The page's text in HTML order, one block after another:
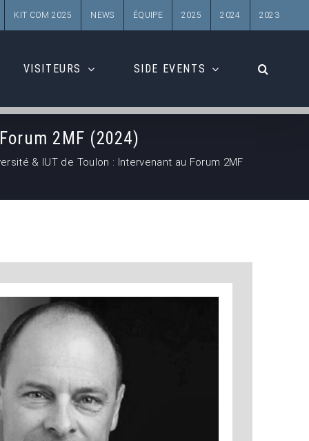
KIT COM 2025 NEWS ÉQUIPE 2025 2024 2023
VISITEURS SIDE EVENTS
2MF (2024)
& IUT de Toulon : Intervenant au Forum 2MF